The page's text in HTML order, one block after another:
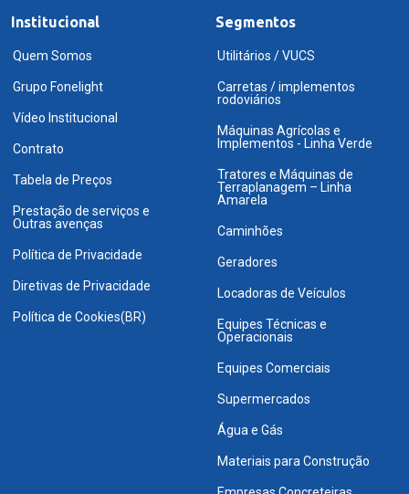
Institucional
Quem Somos
Grupo Fonelight
Vídeo Institucional
Contrato
Tabela de Preços
Prestação de serviços e
Outras avenças
Política de Privacidade
Diretivas de Privacidade
Política de Cookies(BR)
Segmentos
Utilitários / VUCS
Carretas / implementos
rodoviários
Máquinas Agrícolas e
Implementos - Linha Verde
Tratores e Máquinas de
Terraplanagem – Linha
Amarela
Caminhões
Geradores
Locadoras de Veículos
Equipes Técnicas e
Operacionais
Equipes Comerciais
Supermercados
Água e Gás
Materiais para Construção